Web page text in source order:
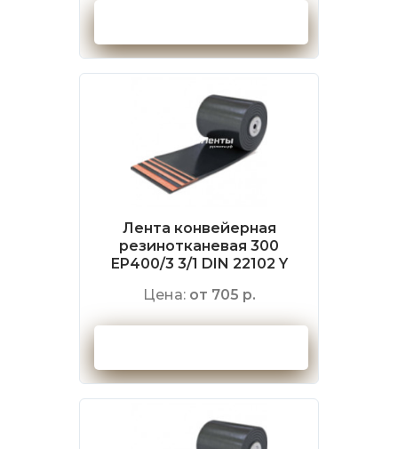
Лента конвейерная
резинотканевая 300
EP400/3 3/1 DIN 22102 Y
Цена: от 705 р.